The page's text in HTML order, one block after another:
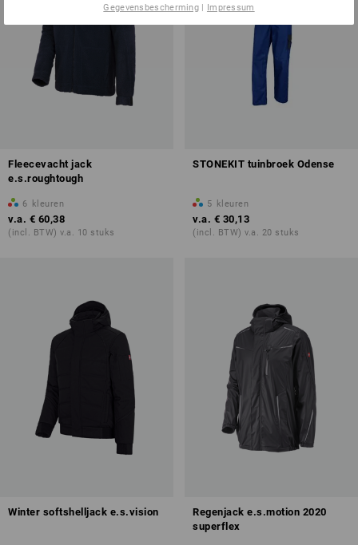
Fleecevacht jack
e.s.roughtough
6 kleuren
v.a. € 60,38
(incl. BTW) v.a. 10 stuks
STONEKIT tuinbroek Odense
5 kleuren
v.a. € 30,13
(incl. BTW) v.a. 20 stuks
Winter softshelljack e.s.vision
Regenjack e.s.motion 2020
superflex
Gegevensbescherming | Impressum